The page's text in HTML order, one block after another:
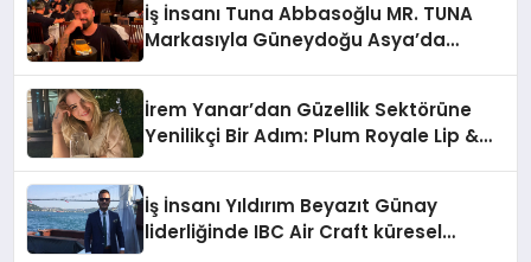
İş İnsanı Tuna Abbasoğlu MR. TUNA
Markasıyla Güneydoğu Asya’da
İrem Yanar’dan Güzellik Sektörüne
Yenilikçi Bir Adım: Plum Royale Lip &
İş İnsanı Yıldırım Beyazıt Günay
liderliğinde IBC Air Craft küresel